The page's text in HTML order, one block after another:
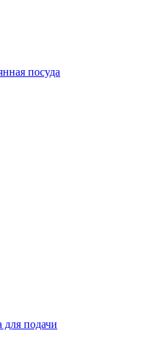
посуда
для подачи